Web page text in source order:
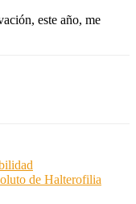
este año, me
de Halterofilia